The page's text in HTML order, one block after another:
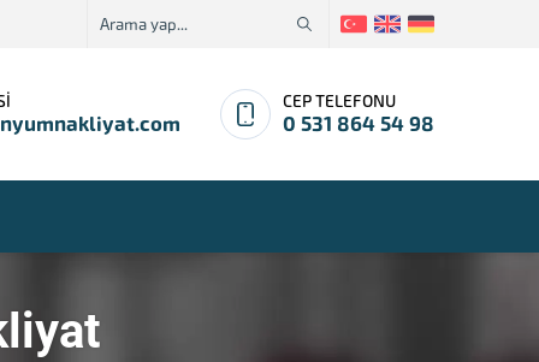
CEP TELEFONU
0 531 864 54 98